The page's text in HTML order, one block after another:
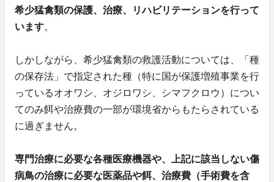
希少猛禽類の保護、治療、リハビリテーションを行って
います。
しかしながら、希少猛禽類の救護活動については、「種
の保存法」で指定された種（特に国が保護増殖事業を行
っているオオワシ、オジロワシ、シマフクロウ）につい
てのみ餌や治療費の一部が環境省からもたらされている
に過ぎません。
専門治療に必要な各種医療機器や、上記に該当しない傷
病鳥の治療に必要な医薬品や餌、治療費（手術費を含